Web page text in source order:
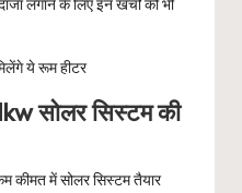
लगाने के लिए इन खर्चों को भी
ये रूम हीटर
सोलर सिस्टम की
में सोलर सिस्टम तैयार